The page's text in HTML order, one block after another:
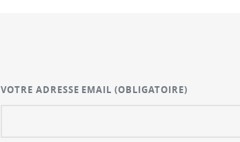
VOTRE ADRESSE EMAIL(OBLIGATOIRE)